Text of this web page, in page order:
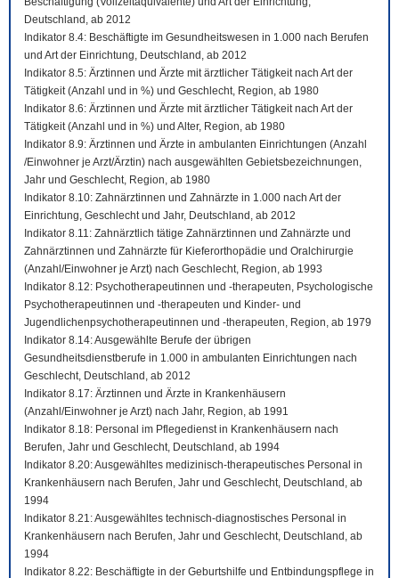
Deutschland, ab 2012
Indikator 8.4: Beschäftigte im Gesundheitswesen in 1.000 nach Berufen
und Art der Einrichtung, Deutschland, ab 2012
Indikator 8.5: Ärztinnen und Ärzte mit ärztlicher Tätigkeit nach Art der
Tätigkeit (Anzahl und in %) und Geschlecht, Region, ab 1980
Indikator 8.6: Ärztinnen und Ärzte mit ärztlicher Tätigkeit nach Art der
Tätigkeit (Anzahl und in %) und Alter, Region, ab 1980
Indikator 8.9: Ärztinnen und Ärzte in ambulanten Einrichtungen (Anzahl
/Einwohner je Arzt/Ärztin) nach ausgewählten Gebietsbezeichnungen,
Jahr und Geschlecht, Region, ab 1980
Indikator 8.10: Zahnärztinnen und Zahnärzte in 1.000 nach Art der
Einrichtung, Geschlecht und Jahr, Deutschland, ab 2012
Indikator 8.11: Zahnärztlich tätige Zahnärztinnen und Zahnärzte und
Zahnärztinnen und Zahnärzte für Kieferorthopädie und Oralchirurgie
(Anzahl/Einwohner je Arzt) nach Geschlecht, Region, ab 1993
Indikator 8.12: Psychotherapeutinnen und -therapeuten, Psychologische
Psychotherapeutinnen und -therapeuten und Kinder- und
Jugendlichenpsychotherapeutinnen und -therapeuten, Region, ab 1979
Indikator 8.14: Ausgewählte Berufe der übrigen
Gesundheitsdienstberufe in 1.000 in ambulanten Einrichtungen nach
Geschlecht, Deutschland, ab 2012
Indikator 8.17: Ärztinnen und Ärzte in Krankenhäusern
(Anzahl/Einwohner je Arzt) nach Jahr, Region, ab 1991
Indikator 8.18: Personal im Pflegedienst in Krankenhäusern nach
Berufen, Jahr und Geschlecht, Deutschland, ab 1994
Indikator 8.20: Ausgewähltes medizinisch-therapeutisches Personal in
Krankenhäusern nach Berufen, Jahr und Geschlecht, Deutschland, ab
1994
Indikator 8.21: Ausgewähltes technisch-diagnostisches Personal in
Krankenhäusern nach Berufen, Jahr und Geschlecht, Deutschland, ab
1994
Indikator 8.22: Beschäftigte in der Geburtshilfe und Entbindungspflege in